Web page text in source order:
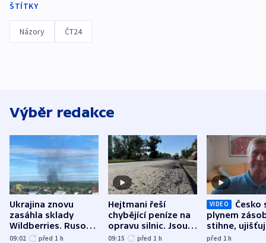
ŠTÍTKY
Názory ČT24
Výběr redakce
Ukrajina znovu
zasáhla sklady
Wildberries. Rusové
útočili v Charkovské
09:02 před 1 h
Hejtmani řeší
chybějící peníze na
opravu silnic. Jsou
nenárokové, namítá
09:15 před 1 h
VIDEO
Česko
plynem
stihne,
expert.
před 1h